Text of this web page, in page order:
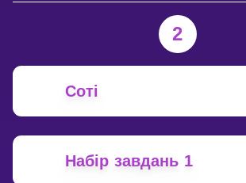
2
Соті
Набір завдань 1